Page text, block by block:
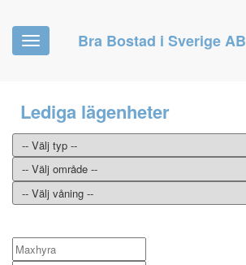
Toggle
navigation
Bra Bostad i Sverige AB
Lediga lägenheter